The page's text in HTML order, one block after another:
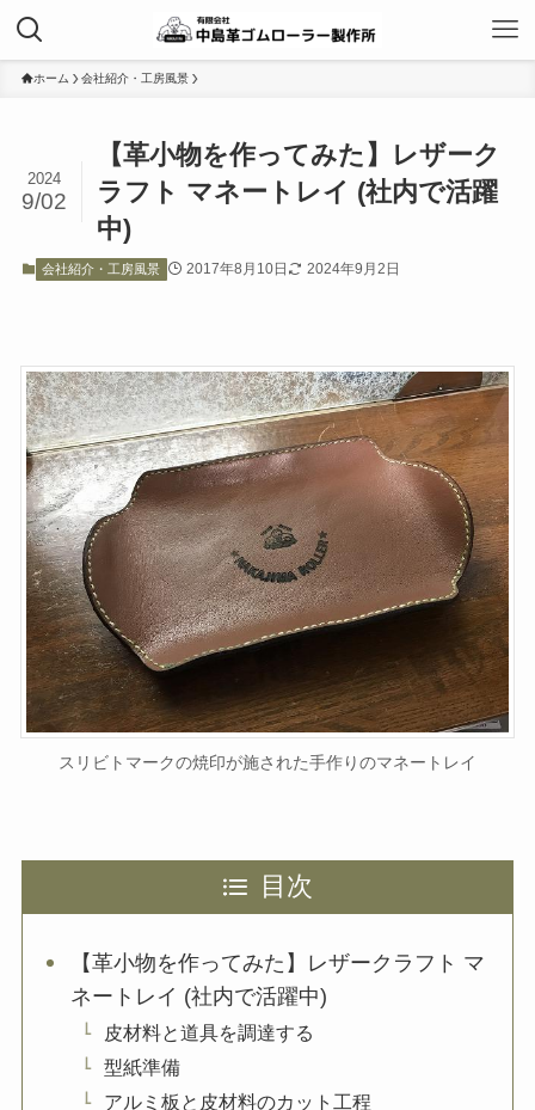
ホーム 会社紹介・工房風景
【革小物を作ってみた】レザーク
ラフト マネートレイ (社内で活躍
中)
2024
9/02
会社紹介・工房風景 2017年8月10日 2024年9月2日
スリビトマークの焼印が施された手作りのマネートレイ
目次
【革小物を作ってみた】レザークラフト マ
ネートレイ (社内で活躍中)
皮材料と道具を調達する
型紙準備
アルミ板と皮材料のカット工程